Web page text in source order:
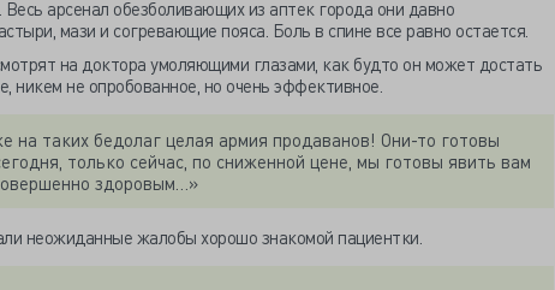
Весь арсенал обезболивающих из аптек города они давно
мази и согревающие пояса. Боль в спине все равно остается.
на доктора умоляющими глазами, как будто он может достать
никем не опробованное, но очень эффективное.
на таких бедолаг целая армия продаванов! Они-то готовы
только сейчас, по сниженной цене, мы готовы явить вам
здоровым…»
неожиданные жалобы хорошо знакомой пациентки.